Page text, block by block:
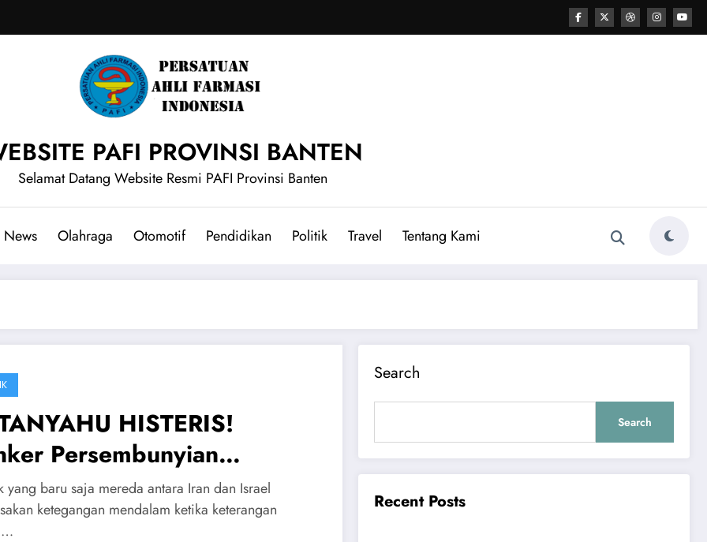
PAFI PROVINSI BANTEN
Selamat Datang Website Resmi PAFI Provinsi Banten
News Olahraga Otomotif Pendidikan Politik Travel Tentang Kami
HISTERIS!
Persembunyian
Dibongkar Dan
Rudal Iran
yang baru saja mereda antara Iran dan Israel
ketegangan mendalam ketika keterangan
Search
Search
Recent Posts